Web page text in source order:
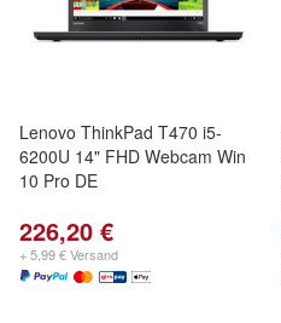
Lenovo ThinkPad T470 i5-
6200U 14" FHD Webcam Win
10 Pro DE
226,20 €
+ 5,99 € Versand